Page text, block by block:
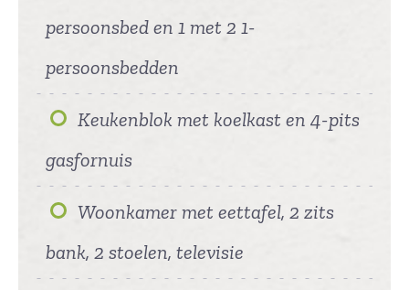
persoonsbed en 1 met 2 1-
persoonsbedden
Keukenblok met koelkast en 4-pits
gasfornuis
Woonkamer met eettafel, 2 zits
bank, 2 stoelen, televisie